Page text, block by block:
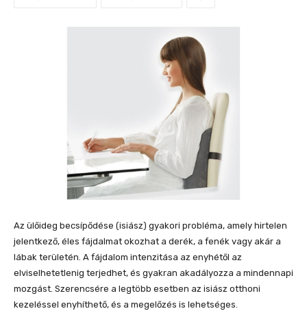
Az ülőideg becsípődése (isiász) gyakori probléma, amely hirtelen
jelentkező, éles fájdalmat okozhat a derék, a fenék vagy akár a
lábak területén. A fájdalom intenzitása az enyhétől az
elviselhetetlenig terjedhet, és gyakran akadályozza a mindennapi
mozgást. Szerencsére a legtöbb esetben az isiász otthoni
kezeléssel enyhíthető, és a megelőzés is lehetséges.